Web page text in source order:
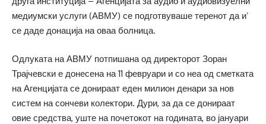
медиумски услуги (АВМУ) се подготвуваше теренот да и’
се даде донација на оваа болница.
Одлуката на АВМУ потпишана од директорот Зоран
Трајчевски е донесена на 11 февруари и со неа од сметката
на Агенцијата се донираат еден милион денари за нов
систем на сончеви колектори. Дури, за да се донираат
овие средства, уште на почетокот на годината, во јануари